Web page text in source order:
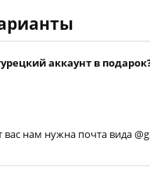
аккаунт в
вас нам нужна почта вида